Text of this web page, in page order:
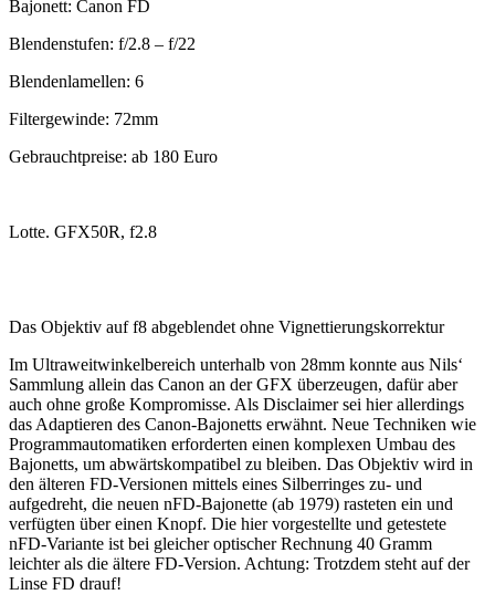
Bajonett: Canon FD
Blendenstufen: f/2.8 – f/22
Blendenlamellen: 6
Filtergewinde: 72mm
Gebrauchtpreise: ab 180 Euro
Lotte. GFX50R, f2.8
Das Objektiv auf f8 abgeblendet ohne Vignettierungskorrektur
Im Ultraweitwinkelbereich unterhalb von 28mm konnte aus Nils‘
Sammlung allein das Canon an der GFX überzeugen, dafür aber
auch ohne große Kompromisse. Als Disclaimer sei hier allerdings
das Adaptieren des Canon-Bajonetts erwähnt. Neue Techniken wie
Programmautomatiken erforderten einen komplexen Umbau des
Bajonetts, um abwärtskompatibel zu bleiben. Das Objektiv wird in
den älteren FD-Versionen mittels eines Silberringes zu- und
aufgedreht, die neuen nFD-Bajonette (ab 1979) rasteten ein und
verfügten über einen Knopf. Die hier vorgestellte und getestete
nFD-Variante ist bei gleicher optischer Rechnung 40 Gramm
leichter als die ältere FD-Version. Achtung: Trotzdem steht auf der
Linse FD drauf!